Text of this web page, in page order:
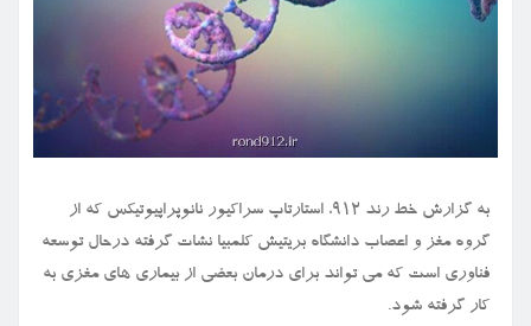
به گزارش خط رند ۹۱۲، استارتاپ سراکیور نانوپراپیوتیکس که از
گروه مغز و اعصاب دانشگاه بریتیش کلمبیا نشات گرفته درحال توسعه
فناوری است که می تواند برای درمان بعضی از بیماری های مغزی به
کار گرفته شود.